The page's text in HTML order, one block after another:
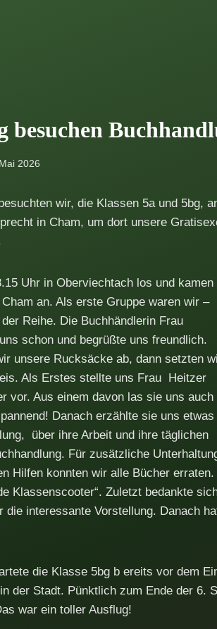
besuchen
2026
wir, die Klassen 5a und 5bg,
in Cham, um dort unsere
Uhr in Oberviechtach los und kamen
an. Als erste Gruppe waren wir –
Reihe. Die Buchhändlerin Frau
schon und begrüßte uns freundlich.
unsere Rucksäcke ab, dann setzten
Als Erstes stellte uns Frau Heitzer
vor. Aus einem davon las sie uns auch
Danach erzählte sie uns etwas
über ihre Arbeit und ihre täglichen
Für zusätzliche
Hilfen konnten wir alle Bücher
Klassenscooter“. Zuletzt bedankte
die interessante Vorstellung. Danach
die Klasse 5bg b ereits vor dem
der Stadt. Pünktlich zum Ende der 6.
war ein toller Ausflug!